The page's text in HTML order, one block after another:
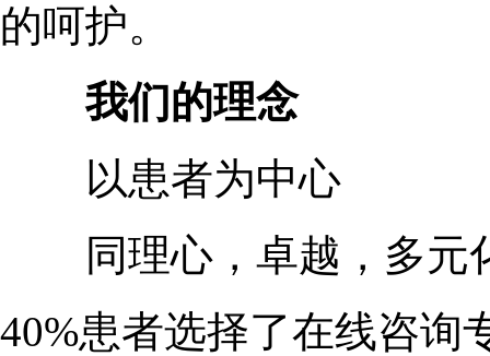
的呵护。
我们的理念
以患者为中心
同理心，卓越，多元
40%患者选择了在线咨询